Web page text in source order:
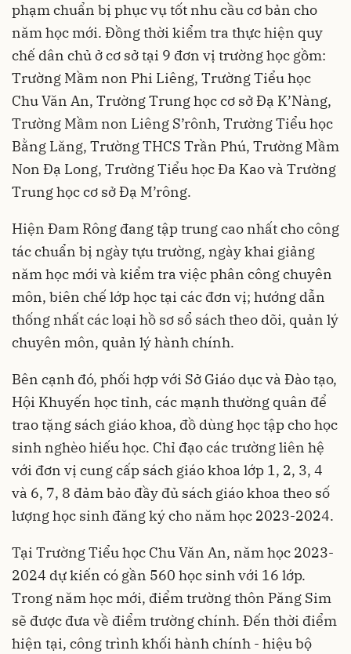
phạm chuẩn bị phục vụ tốt nhu cầu cơ bản cho
năm học mới. Đồng thời kiểm tra thực hiện quy
chế dân chủ ở cơ sở tại 9 đơn vị trường học gồm:
Trường Mầm non Phi Liêng, Trường Tiểu học
Chu Văn An, Trường Trung học cơ sở Đạ K’Nàng,
Trường Mầm non Liêng S’rônh, Trường Tiểu học
Bằng Lăng, Trường THCS Trần Phú, Trường Mầm
Non Đạ Long, Trường Tiểu học Đa Kao và Trường
Trung học cơ sở Đạ M’rông.
Hiện Đam Rông đang tập trung cao nhất cho công
tác chuẩn bị ngày tựu trường, ngày khai giảng
năm học mới và kiểm tra việc phân công chuyên
môn, biên chế lớp học tại các đơn vị; hướng dẫn
thống nhất các loại hồ sơ sổ sách theo dõi, quản lý
chuyên môn, quản lý hành chính.
Bên cạnh đó, phối hợp với Sở Giáo dục và Đào tạo,
Hội Khuyến học tỉnh, các mạnh thường quân để
trao tặng sách giáo khoa, đồ dùng học tập cho học
sinh nghèo hiếu học. Chỉ đạo các trường liên hệ
với đơn vị cung cấp sách giáo khoa lớp 1, 2, 3, 4
và 6, 7, 8 đảm bảo đầy đủ sách giáo khoa theo số
lượng học sinh đăng ký cho năm học 2023-2024.
Tại Trường Tiểu học Chu Văn An, năm học 2023-
2024 dự kiến có gần 560 học sinh với 16 lớp.
Trong năm học mới, điểm trường thôn Păng Sim
sẽ được đưa về điểm trường chính. Đến thời điểm
hiện tại, công trình khối hành chính - hiệu bộ